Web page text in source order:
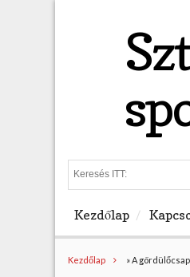
Kezdőlap
Kezdőlap »A